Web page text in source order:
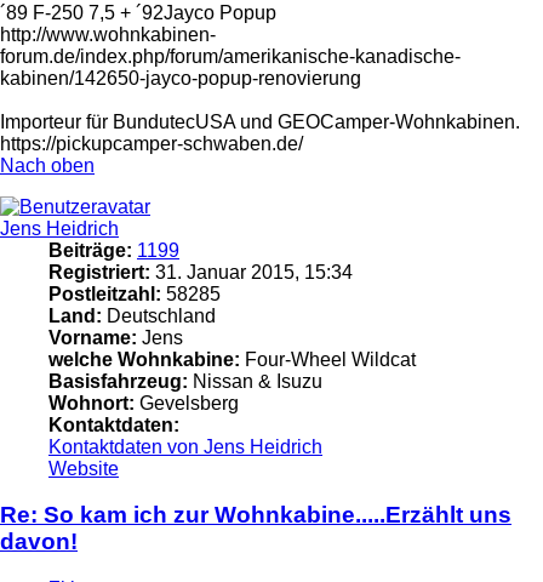
´89 F-250 7,5 + ´92Jayco Popup
http://www.wohnkabinen-
forum.de/index.php/forum/amerikanische-kanadische-
kabinen/142650-jayco-popup-renovierung
Importeur für BundutecUSA und GEOCamper-Wohnkabinen.
https://pickupcamper-schwaben.de/
Nach oben
Jens Heidrich
Beiträge: 1199
Registriert: 31. Januar 2015, 15:34
Postleitzahl: 58285
Land: Deutschland
Vorname: Jens
welche Wohnkabine: Four-Wheel Wildcat
Basisfahrzeug: Nissan & Isuzu
Wohnort: Gevelsberg
Kontaktdaten:
Kontaktdaten von Jens Heidrich
Website
Re: So kam ich zur Wohnkabine.....Erzählt uns
davon!